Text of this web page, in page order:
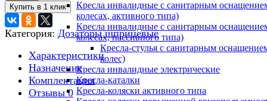
Кресла инвалидные с санитарным
колесах, активного типа)
Кресла инвалидные с санитарным
колесах, пассивного типа)
Кресла-стулья с санитарным
колес)
Кресла инвалидные электрические
Кресла-каталки
Кресла-коляски активного типа
Категория: Дозаторы шприцевые
Характеристики
Назначение
Комплектация
Отзывы0